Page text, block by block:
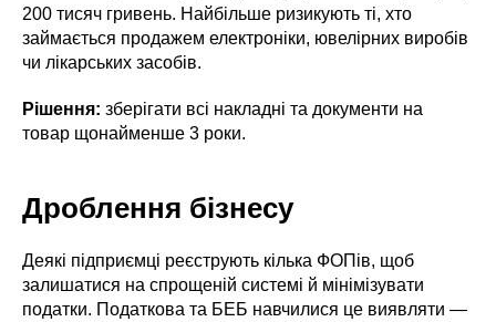
200 тисяч гривень. Найбільше ризикують ті, хто
займається продажем електроніки, ювелірних виробів
чи лікарських засобів.
Рішення: зберігати всі накладні та документи на
товар щонайменше 3 роки.
Дроблення бізнесу
Деякі підприємці реєструють кілька ФОПів, щоб
залишатися на спрощеній системі й мінімізувати
податки. Податкова та БЕБ навчилися це виявляти —